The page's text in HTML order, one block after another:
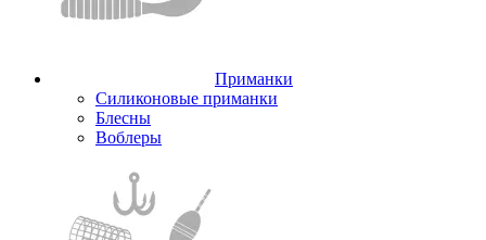
Приманки
Силиконовые приманки
Блесны
Воблеры